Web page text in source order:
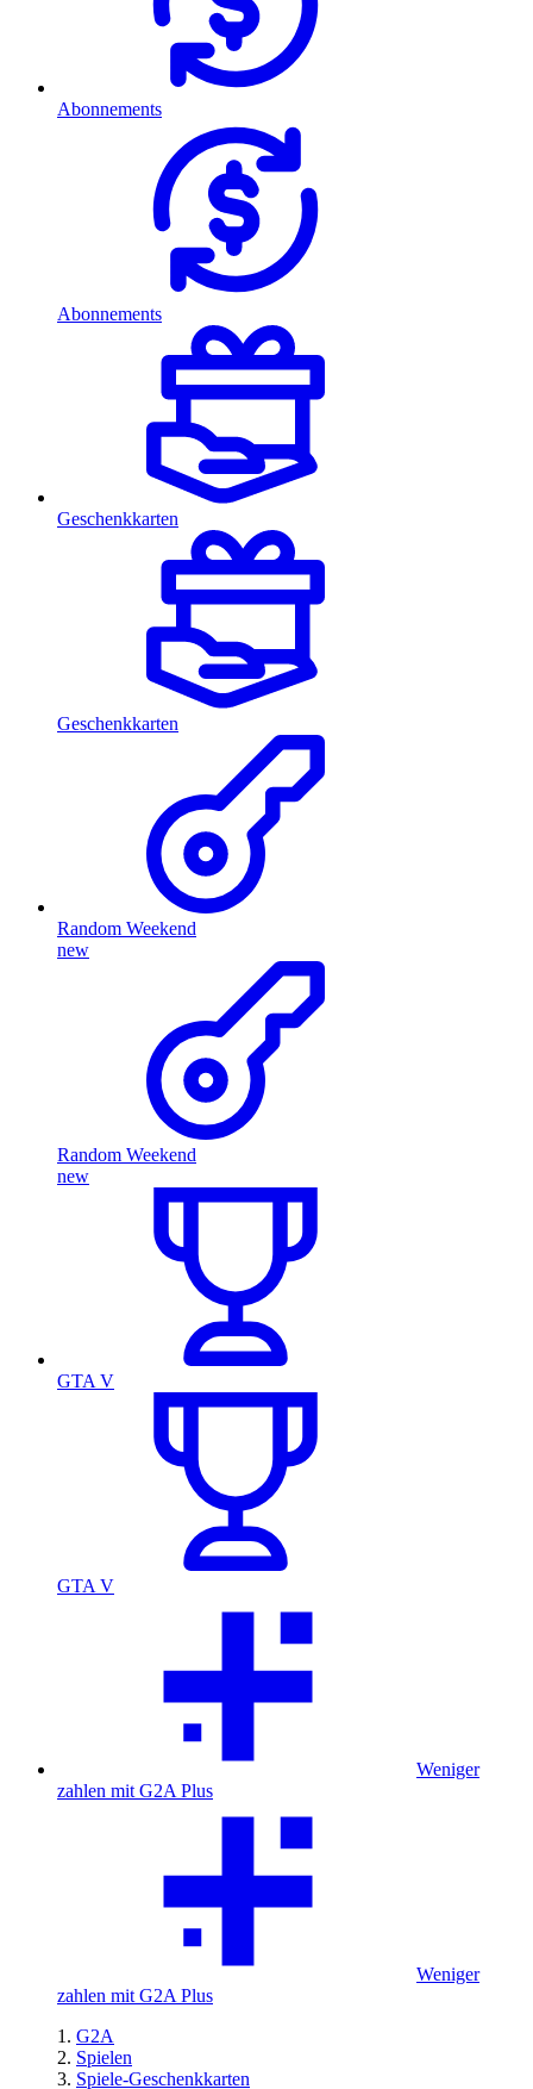
Abonnements
Abonnements
Geschenkkarten
Geschenkkarten
Random Weekend
new
Random Weekend
new
GTA V
GTA V
Weniger
zahlen mit G2A Plus
Weniger
zahlen mit G2A Plus
G2A
Spielen
Spiele-Geschenkkarten